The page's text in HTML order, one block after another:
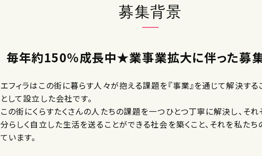
募集背景
毎年約150％成長中★業事業拡大に伴った募集
エフィラはこの街に暮らす人々が抱える課題を『事業』を通じて解決す
として設立した会社です。
この街にくらすたくさんの人たちの課題を一つひとつ丁寧に解決し、そ
分らしく自立した生活を送ることができる社会を築くこと、それを私たち
ています。